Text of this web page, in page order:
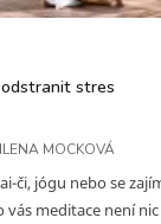
stres
MOCKOVÁ
či, jógu nebo se
vás meditace není